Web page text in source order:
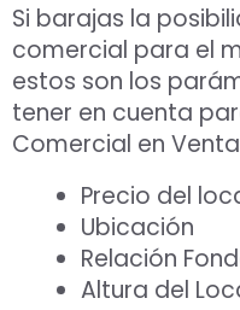
Si barajas la
comercial para el
estos son los
tener en cuenta
Comercial en
Precio del
Ubicación
Relación
Altura del